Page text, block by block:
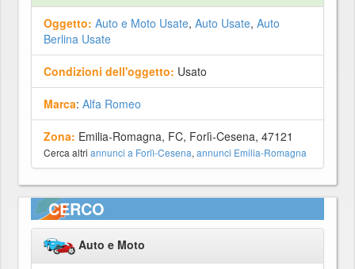
Oggetto: Auto e Moto Usate, Auto Usate, Auto
Berlina Usate
Condizioni dell'oggetto: Usato
Marca: Alfa Romeo
Zona: Emilia-Romagna, FC, Forlì-Cesena, 47121
Cerca altri annunci a Forlì-Cesena, annunci Emilia-Romagna
CERCO
Auto e Moto